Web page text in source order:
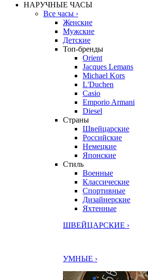
НАРУЧНЫЕ ЧАСЫ
Все часы ›
Женские
Мужские
Детские
Топ-бренды
Orient
Jacques Lemans
Michael Kors
L'Duchen
Casio
Emporio Armani
Diesel
Страны
Швейцарские
Российские
Немецкие
Японские
Стиль
Военные
Классические
Спортивные
Дизайнерские
Яхтенные
ШВЕЙЦАРСКИЕ ›
УМНЫЕ ›